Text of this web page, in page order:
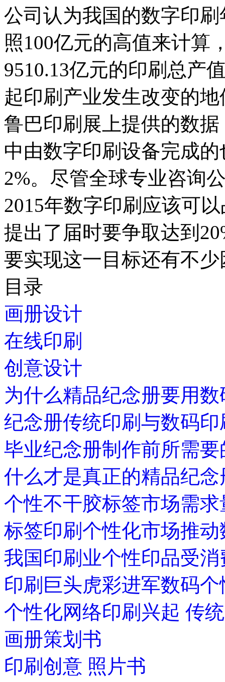
公司认为我国的数字印
照100亿元的高值来计算
9510.13亿元的印刷总产
起印刷产业发生改变的
鲁巴印刷展上提供的数
中由数字印刷设备完成
2%。尽管全球专业咨询
2015年数字印刷应该可
提出了届时要争取达到
要实现这一目标还有不少
目录
画册设计
在线印刷
创意设计
为什么精品纪念册要用
纪念册传统印刷与数码
毕业纪念册制作前所需
什么才是真正的精品纪
个性不干胶标签市场需
标签印刷个性化市场推
我国印刷业个性印品受
印刷巨头虎彩进军数码
个性化网络印刷兴起 传
画册策划书
印刷创意 照片书